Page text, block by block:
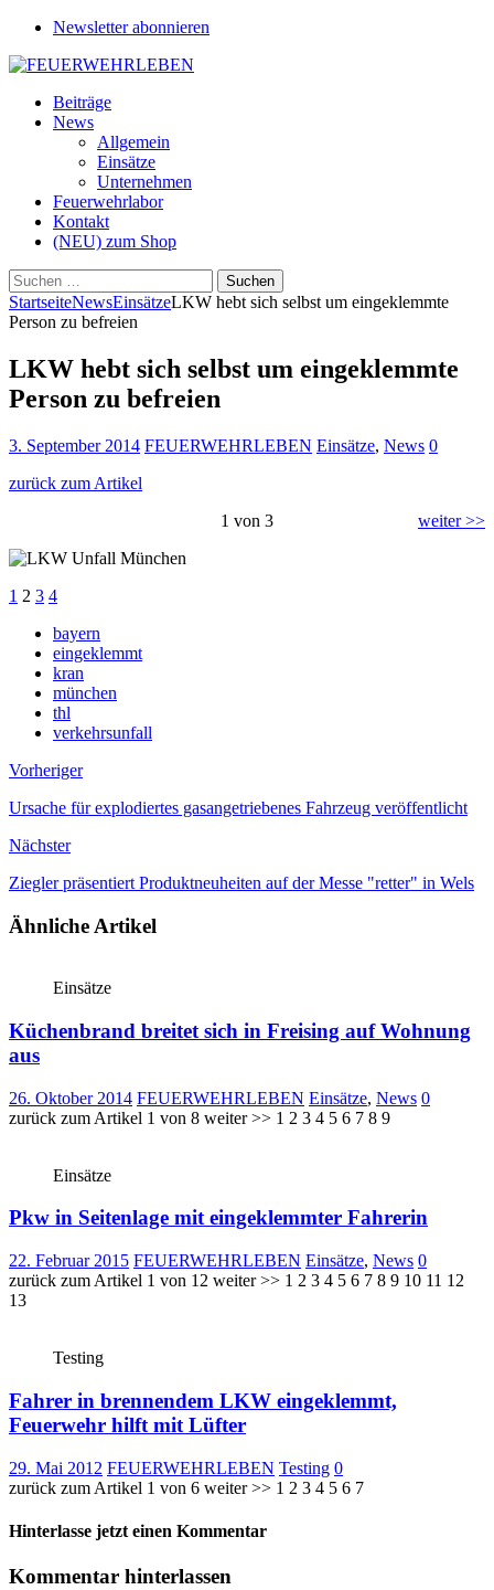
Newsletter abonnieren
Beiträge
News
Allgemein
Einsätze
Unternehmen
Feuerwehrlabor
Kontakt
(NEU) zum Shop
Suchen
nach:
StartseiteNewsEinsätzeLKW hebt sich selbst um eingeklemmte
Person zu befreien
LKW hebt sich selbst um eingeklemmte
Person zu befreien
3. September 2014 FEUERWEHRLEBEN Einsätze, News 0
zurück zum Artikel
1 von 3
weiter >>
1 2 3 4
bayern
eingeklemmt
kran
münchen
thl
verkehrsunfall
Vorheriger
Ursache für explodiertes gasangetriebenes Fahrzeug veröffentlicht
Nächster
Ziegler präsentiert Produktneuheiten auf der Messe "retter" in Wels
Ähnliche Artikel
Einsätze
Küchenbrand breitet sich in Freising auf Wohnung
aus
26. Oktober 2014 FEUERWEHRLEBEN Einsätze, News 0
zurück zum Artikel 1 von 8 weiter >> 1 2 3 4 5 6 7 8 9
Einsätze
Pkw in Seitenlage mit eingeklemmter Fahrerin
22. Februar 2015 FEUERWEHRLEBEN Einsätze, News 0
zurück zum Artikel 1 von 12 weiter >> 1 2 3 4 5 6 7 8 9 10 11 12
13
Testing
Fahrer in brennendem LKW eingeklemmt,
Feuerwehr hilft mit Lüfter
29. Mai 2012 FEUERWEHRLEBEN Testing 0
zurück zum Artikel 1 von 6 weiter >> 1 2 3 4 5 6 7
Hinterlasse jetzt einen Kommentar
Kommentar hinterlassen